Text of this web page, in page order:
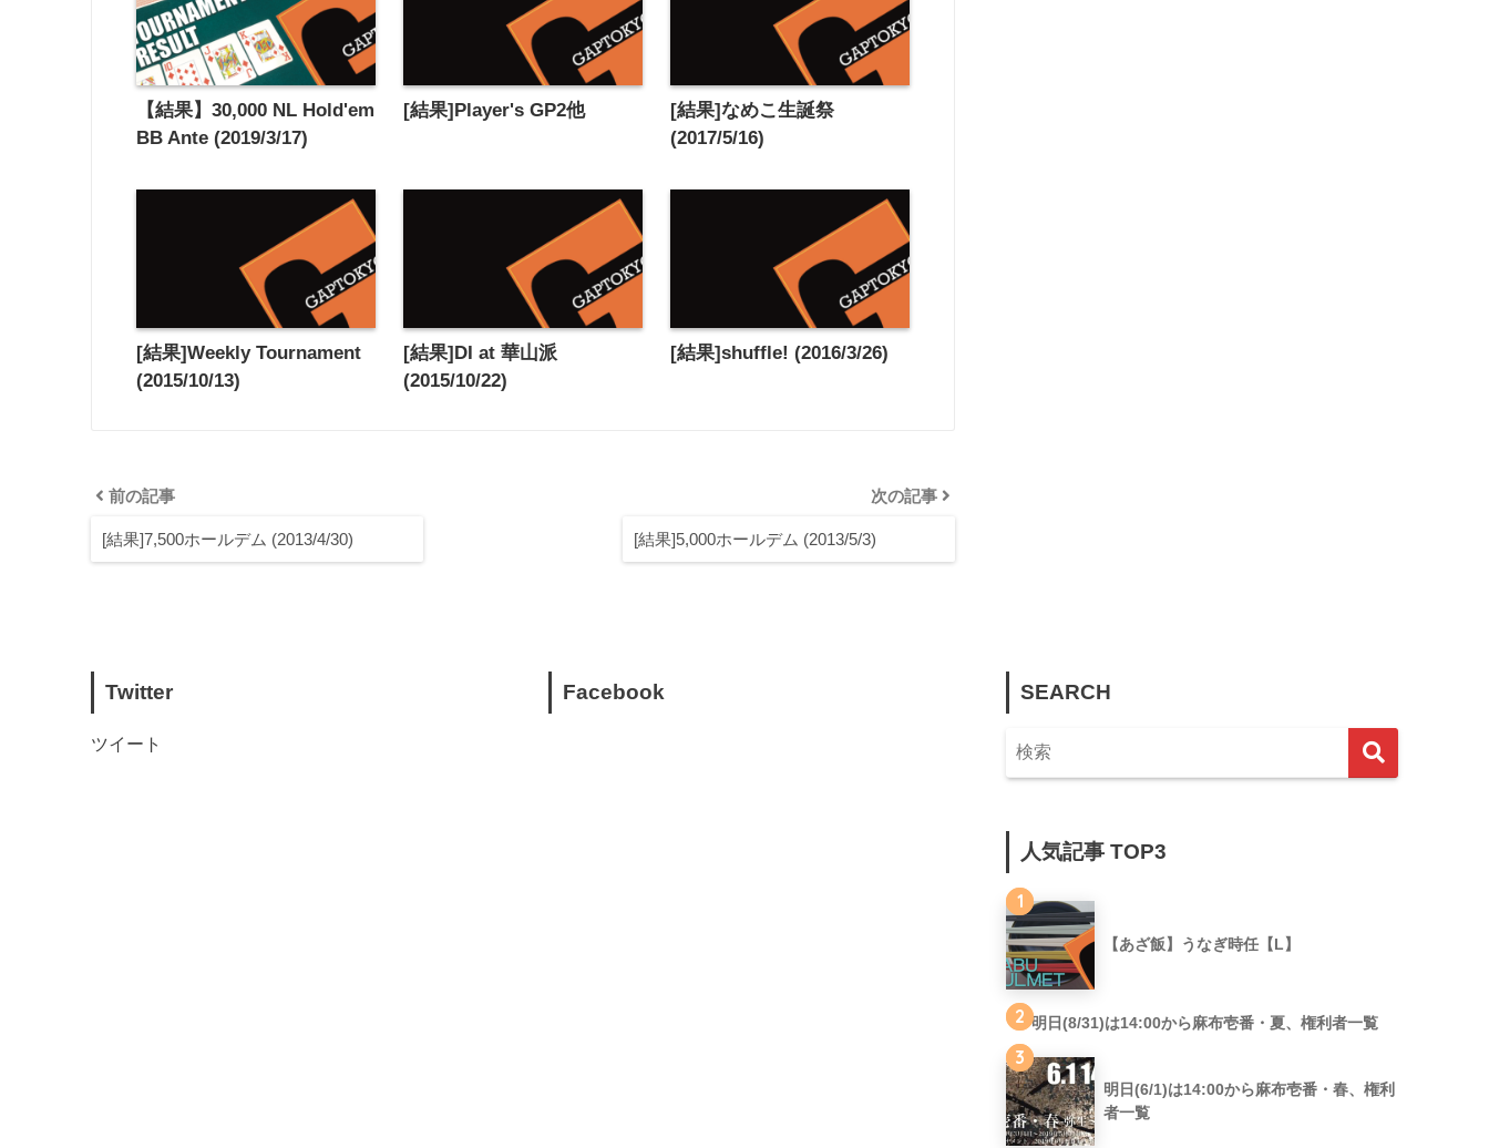
【結果】30,000 NL Hold'em
BB Ante (2019/3/17)
[結果]Player's GP2他
[結果]なめこ生誕祭
(2017/5/16)
[結果]Weekly Tournament
(2015/10/13)
[結果]DI at 華山派
(2015/10/22)
[結果]shuffle! (2016/3/26)
前の記事
[結果]7,500ホールデム (2013/4/30)
次の記事
[結果]5,000ホールデム (2013/5/3)
Twitter
ツイート
Facebook SEARCH
人気記事 TOP3
1
【あざ飯】うなぎ時任【L】
2 明日(8/31)は14:00から麻布壱番・夏、権利者一覧
3
明日(6/1)は14:00から麻布壱番・春、権利
者一覧